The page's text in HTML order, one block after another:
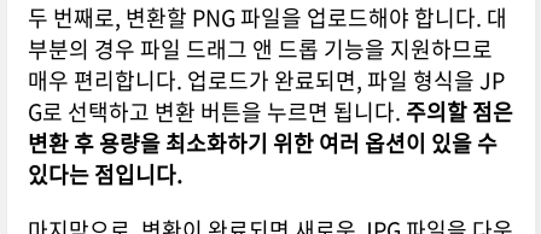
두 번째로, 변환할 PNG 파일을 업로드해야 합니다. 대
부분의 경우 파일 드래그 앤 드롭 기능을 지원하므로
매우 편리합니다. 업로드가 완료되면, 파일 형식을 JP
G로 선택하고 변환 버튼을 누르면 됩니다. 주의할 점은
변환 후 용량을 최소화하기 위한 여러 옵션이 있을 수
있다는 점입니다.